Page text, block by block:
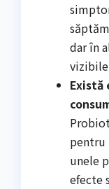
dar în
Există
pentru
unele
efecte